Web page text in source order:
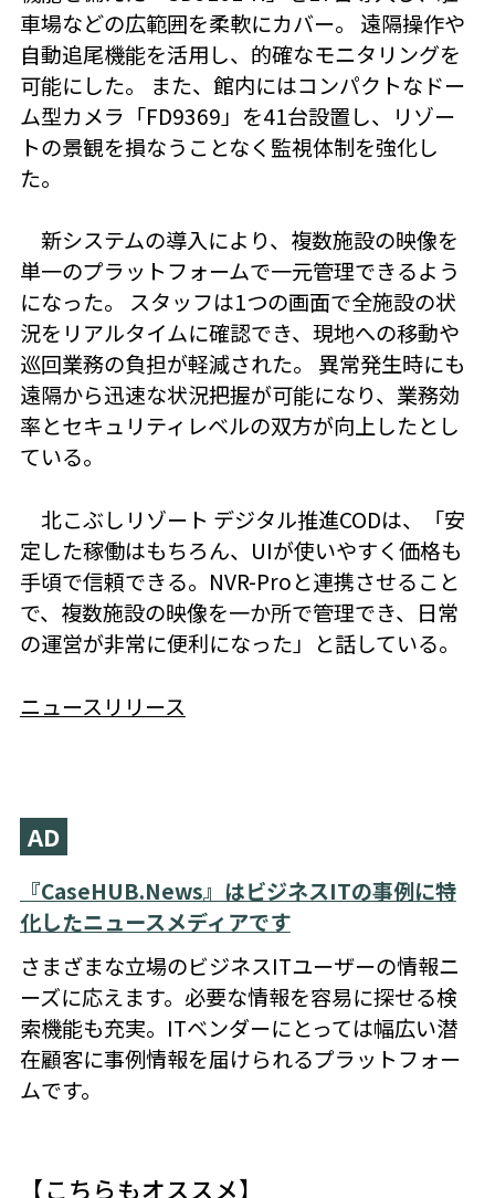
車場などの広範囲を柔軟にカバー。 遠隔操作や
自動追尾機能を活用し、的確なモニタリングを
可能にした。 また、館内にはコンパクトなドー
ム型カメラ「FD9369」を41台設置し、リゾー
トの景観を損なうことなく監視体制を強化し
た。
新システムの導入により、複数施設の映像を
単一のプラットフォームで一元管理できるよう
になった。 スタッフは1つの画面で全施設の状
況をリアルタイムに確認でき、現地への移動や
巡回業務の負担が軽減された。 異常発生時にも
遠隔から迅速な状況把握が可能になり、業務効
率とセキュリティレベルの双方が向上したとし
ている。
北こぶしリゾート デジタル推進CODは、「安
定した稼働はもちろん、UIが使いやすく価格も
手頃で信頼できる。NVR-Proと連携させること
で、複数施設の映像を一か所で管理でき、日常
の運営が非常に便利になった」と話している。
ニュースリリース
AD
『CaseHUB.News』はビジネスITの事例に特
化したニュースメディアです
さまざまな立場のビジネスITユーザーの情報ニ
ーズに応えます。必要な情報を容易に探せる検
索機能も充実。ITベンダーにとっては幅広い潜
在顧客に事例情報を届けられるプラットフォー
ムです。
【こちらもオススメ】